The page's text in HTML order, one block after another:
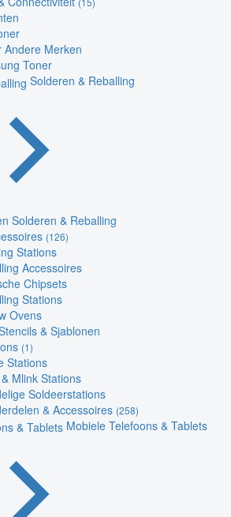
Andere Merken
Toner
Solderen & Reballing
Solderen & Reballing
(126)
Stations
Accessoires
Chipsets
Stations
Ovens
& Sjablonen
(1)
Stations
Mlink Stations
Soldeerstations
& Accessoires (258)
Mobiele Telefoons & Tablets